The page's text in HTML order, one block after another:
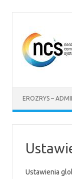
EROZRYS –
Ustawienia